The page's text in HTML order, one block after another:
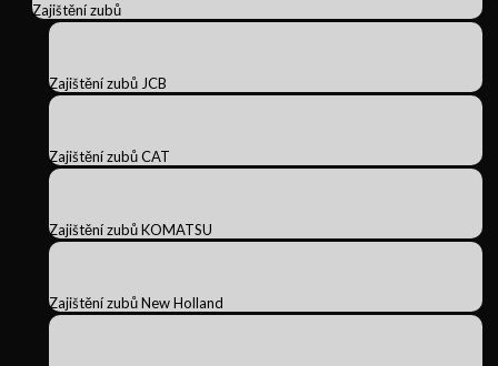
Zajištění zubů
Zajištění zubů JCB
Zajištění zubů CAT
Zajištění zubů KOMATSU
Zajištění zubů New Holland